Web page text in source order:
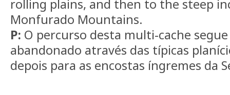
rolling plains, and then to the steep
Monfurado Mountains.
P: O percurso desta multi-cache
abandonado através das típicas
depois para as encostas íngremes da